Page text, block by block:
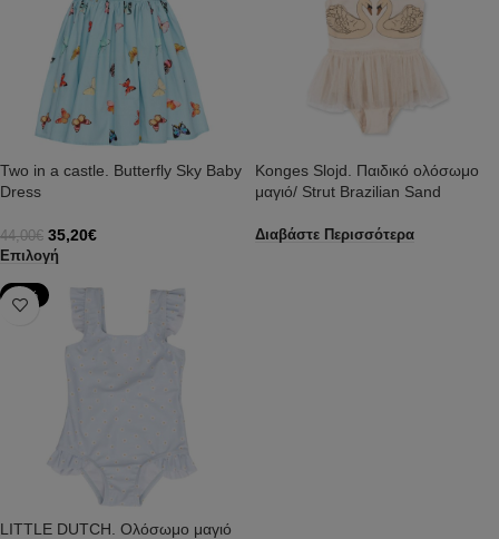
Two in a castle. Butterfly Sky Baby
Dress
44,00€ 35,20€
Επιλογή
Konges Slojd. Παιδικό ολόσωμο
μαγιό/ Strut Brazilian Sand
Διαβάστε Περισσότερα
-50%
LITTLE DUTCH. Ολόσωμο μαγιό